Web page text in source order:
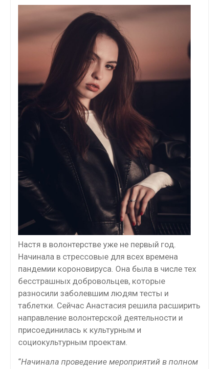
Настя в волонтерстве уже не первый год.
Начинала в стрессовые для всех времена
пандемии короновируса. Она была в числе тех
бесстрашных добровольцев, которые
разносили заболевшим людям тесты и
таблетки. Сейчас Анастасия решила расширить
направление волонтерской деятельности и
присоединилась к культурным и
социокультурным проектам.
“Начинала проведение мероприятий в полном